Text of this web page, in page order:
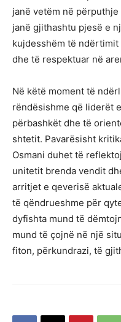
janë vetëm në
janë gjithashtu pjesë e
kujdesshëm të
dhe të respektuar në
Në këtë moment të
rëndësishme që liderët
përbashkët dhe të
shtetit. Pavarësisht
Osmani duhet të
unitetit brenda vendit
arritjet e qeverisë
të qëndrueshme për
dyfishta mund të
mund të çojnë në një
fiton, përkundrazi, të